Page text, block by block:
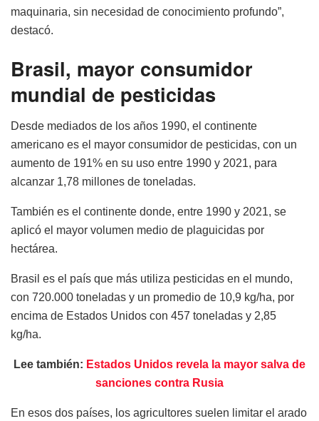
maquinaria, sin necesidad de conocimiento profundo”,
destacó.
Brasil, mayor consumidor
mundial de pesticidas
Desde mediados de los años 1990, el continente
americano es el mayor consumidor de pesticidas, con un
aumento de 191% en su uso entre 1990 y 2021, para
alcanzar 1,78 millones de toneladas.
También es el continente donde, entre 1990 y 2021, se
aplicó el mayor volumen medio de plaguicidas por
hectárea.
Brasil es el país que más utiliza pesticidas en el mundo,
con 720.000 toneladas y un promedio de 10,9 kg/ha, por
encima de Estados Unidos con 457 toneladas y 2,85
kg/ha.
Lee también: Estados Unidos revela la mayor salva de
sanciones contra Rusia
En esos dos países, los agricultores suelen limitar el arado